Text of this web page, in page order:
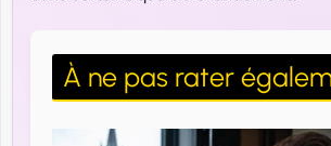
À ne pas rater